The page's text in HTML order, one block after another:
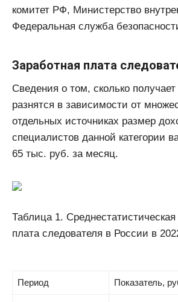
комитет РФ, Министерство
Федеральная служба
Заработная плата
Сведения о том, сколько
разнятся в зависимости от
отдельных источниках размер
специалистов данной категории
65 тыс. руб. за месяц.
Таблица 1. Среднестатистическая
плата следователя в России в
Период Показатель,